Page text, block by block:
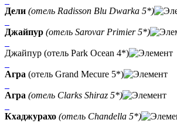
Дели (отель Radisson Blu Dwarka 5*)
Джайпур (отель Sarovar Primier 5*)
Джайпур (отель Park Ocean 4*)
Агра (отель Grand Mecure 5*)
Агра (отель Clarks Shiraz 5*)
Кхаджурахо (отель Chandella 5*)